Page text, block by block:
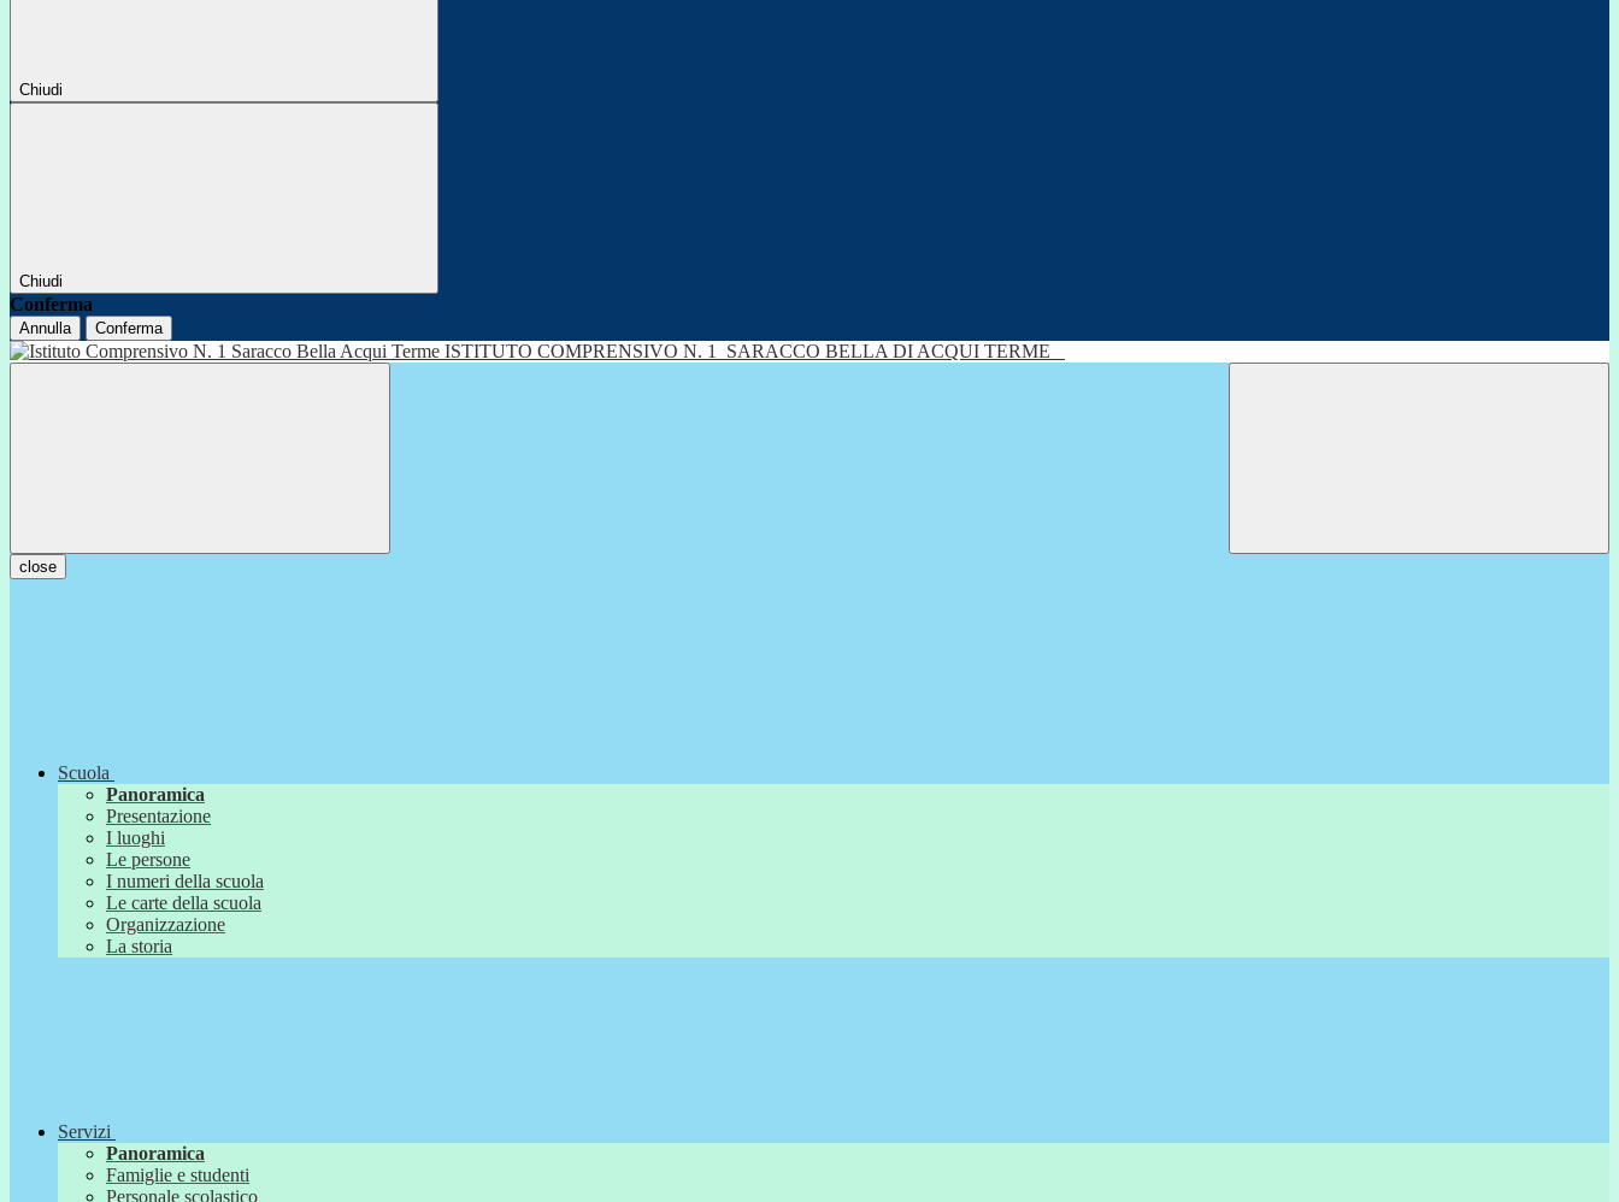
Chiudi
Chiudi
Conferma
Annulla Conferma
ISTITUTO COMPRENSIVO N. 1 SARACCO BELLA DI ACQUI TERME
close
Scuola
Panoramica
Presentazione
I luoghi
Le persone
I numeri della scuola
Le carte della scuola
Organizzazione
La storia
Servizi
Panoramica
Famiglie e studenti
Personale scolastico